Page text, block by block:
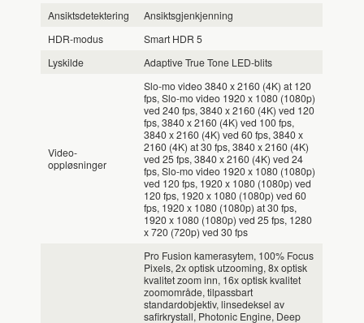
Ansiktsdetektering
Ansiktsgjenkjenning
HDR-modus
Smart HDR 5
Lyskilde
Adaptive True Tone LED-blits
Video-
oppløsninger
Slo-mo video 3840 x 2160 (4K) at 120
fps, Slo-mo video 1920 x 1080 (1080p)
ved 240 fps, 3840 x 2160 (4K) ved 120
fps, 3840 x 2160 (4K) ved 100 fps,
3840 x 2160 (4K) ved 60 fps, 3840 x
2160 (4K) at 30 fps, 3840 x 2160 (4K)
ved 25 fps, 3840 x 2160 (4K) ved 24
fps, Slo-mo video 1920 x 1080 (1080p)
ved 120 fps, 1920 x 1080 (1080p) ved
120 fps, 1920 x 1080 (1080p) ved 60
fps, 1920 x 1080 (1080p) at 30 fps,
1920 x 1080 (1080p) ved 25 fps, 1280
x 720 (720p) ved 30 fps
Pro Fusion kamerasytem, 100% Focus
Pixels, 2x optisk utzooming, 8x optisk
kvalitet zoom inn, 16x optisk kvalitet
zoomområde, tilpassbart
standardobjektiv, linsedeksel av
safirkrystall, Photonic Engine, Deep